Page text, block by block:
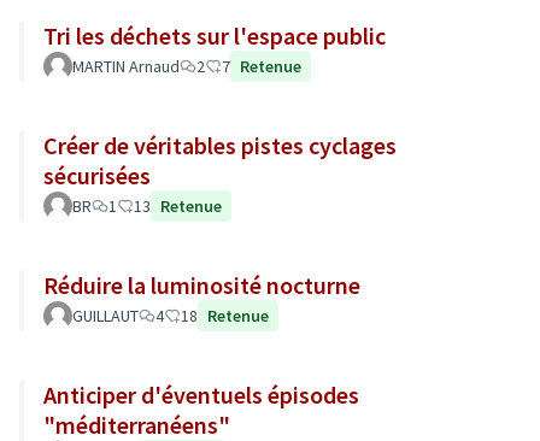
Tri les déchets sur l'espace public
MARTIN Arnaud 2 7 Retenue
Créer de véritables pistes cyclages
sécurisées
BR 1 13 Retenue
Réduire la luminosité nocturne
GUILLAUT 4 18 Retenue
Anticiper d'éventuels épisodes
"méditerranéens"